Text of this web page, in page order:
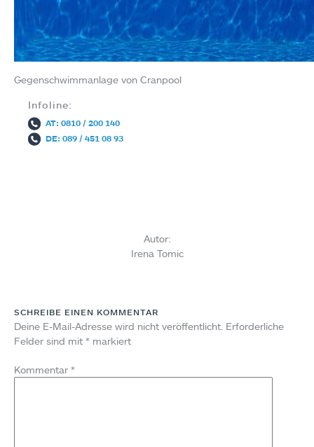
Gegenschwimmanlage von Cranpool
Infoline:
AT: 0810 / 200 140
DE: 089 / 451 08 93
Autor:
Irena Tomic
SCHREIBE EINEN KOMMENTAR
Deine E-Mail-Adresse wird nicht veröffentlicht. Erforderliche
Felder sind mit * markiert
Kommentar *